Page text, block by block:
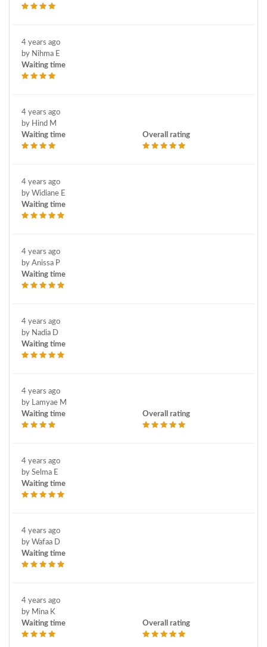
4 years ago
by Nihma E
Waiting time
4 years ago
by Hind M
Waiting time
Overall rating
4 years ago
by Widiane E
Waiting time
4 years ago
by Anissa P
Waiting time
4 years ago
by Nadia D
Waiting time
4 years ago
by Lamyae M
Waiting time
Overall rating
4 years ago
by Selma E
Waiting time
4 years ago
by Wafaa D
Waiting time
4 years ago
by Mina K
Waiting time
Overall rating